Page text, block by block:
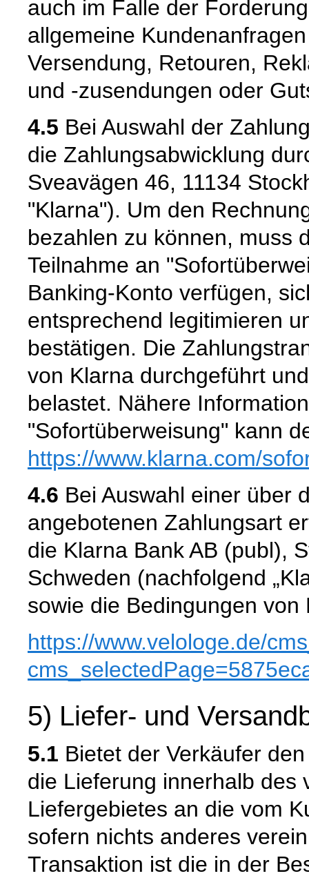
auch im Falle der
allgemeine
Versendung, Retouren,
und -zusendungen oder
4.5 Bei Auswahl der
die Zahlungsabwicklung
Sveavägen 46, 11134
"Klarna"). Um den
bezahlen zu können, muss
Teilnahme an
Banking-Konto verfügen,
entsprechend legitimieren
bestätigen. Die
von Klarna durchgeführt
belastet. Nähere
"Sofortüberweisung" kann
https://www.klarna.com/
4.6 Bei Auswahl einer über
angebotenen Zahlungsart
die Klarna Bank AB (publ),
Schweden (nachfolgend
sowie die Bedingungen
https://www.velologe.de/
5) Liefer- und
5.1 Bietet der Verkäufer
die Lieferung innerhalb des
Liefergebietes an die vom
sofern nichts anderes
Transaktion ist die in der